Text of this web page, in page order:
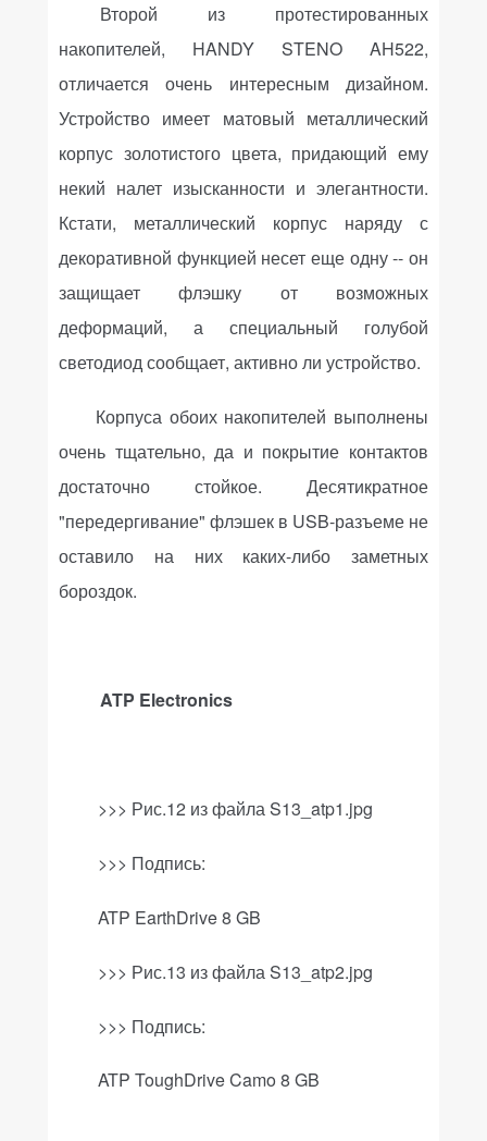
Второй из протестированных
накопителей, HANDY STENO AH522,
отличается очень интересным дизайном.
Устройство имеет матовый металлический
корпус золотистого цвета, придающий ему
некий налет изысканности и элегантности.
Кстати, металлический корпус наряду с
декоративной функцией несет еще одну -- он
защищает флэшку от возможных
деформаций, а специальный голубой
светодиод сообщает, активно ли устройство.
Корпуса обоих накопителей выполнены
очень тщательно, да и покрытие контактов
достаточно стойкое. Десятикратное
"передергивание" флэшек в USB-разъеме не
оставило на них каких-либо заметных
бороздок.
ATP Electronics
>>> Рис.12 из файлаS13_ atp1.jpg
>>> Подпись:
ATP EarthDrive 8 GB
>>> Рис.13 из файлаS13_atp2.jpg
>>> Подпись:
ATP ToughDriveCamo 8 GB